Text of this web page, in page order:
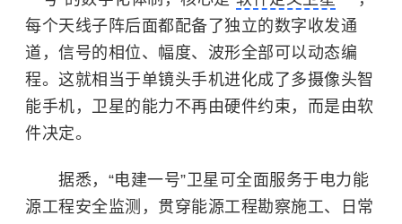
每个天线子阵后面都配备了独立的数字收发通
道，信号的相位、幅度、波形全部可以动态编
程。这就相当于单镜头手机进化成了多摄像头智
能手机，卫星的能力不再由硬件约束，而是由软
件决定。
据悉，“电建一号”卫星可全面服务于电力能
源工程安全监测，贯穿能源工程勘察施工、日常